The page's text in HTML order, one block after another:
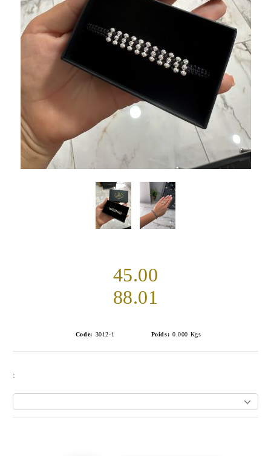
45.00
88.01
Code: 3012-1 Poids: 0.000 Kgs
: